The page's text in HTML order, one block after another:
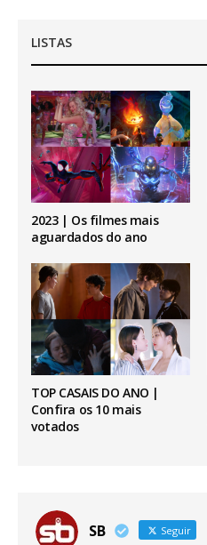
LISTAS
2023 | Os filmes mais
aguardados do ano
TOP CASAIS DO ANO |
Confira os 10 mais
votados
SB Seguir